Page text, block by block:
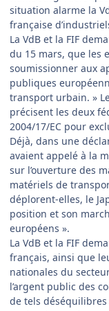
situation alarme la
française
La VdB et la FIF
du 15 mars, que les
soumissionner aux
publiques
transport urbain. »
précisent les deux
2004/17/EC pour
Déjà, dans une
avaient appelé à la
sur l’ouverture des
matériels de
déplorent-elles, le
position et son
européens ».
La VdB et la FIF
français, ainsi que
nationales du
l’argent public des
de tels